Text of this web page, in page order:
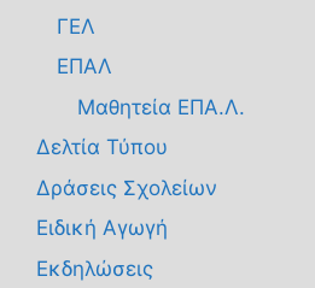
ΓΕΛ
ΕΠΑΛ
Μαθητεία ΕΠΑ.Λ.
Δελτία Τύπου
Δράσεις Σχολείων
Ειδική Αγωγή
Εκδηλώσεις